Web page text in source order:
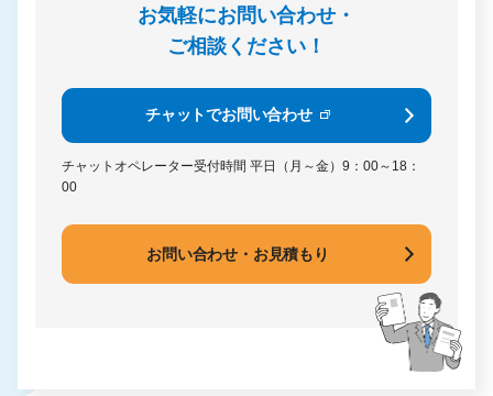
お気軽にお問い合わせ・
ご相談ください！
チャットでお問い合わせ
チャットオペレーター受付時間 平日（月～金）9：00～18：
00
お問い合わせ・お見積もり